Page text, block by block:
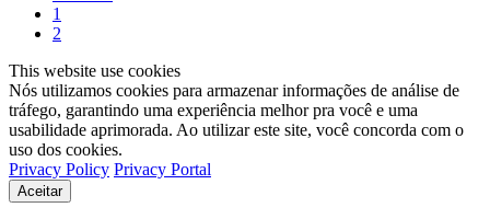
1
2
This website use cookies
Nós utilizamos cookies para armazenar informações de análise de
tráfego, garantindo uma experiência melhor pra você e uma
usabilidade aprimorada. Ao utilizar este site, você concorda com o
uso dos cookies.
Privacy Policy Privacy Portal
Aceitar